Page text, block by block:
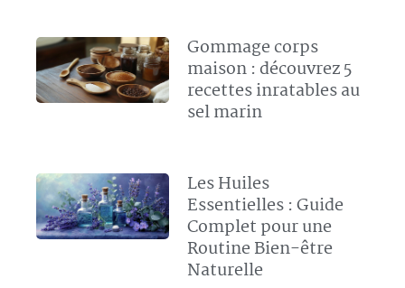
Gommage corps
maison : découvrez 5
recettes inratables au
sel marin
Les Huiles
Essentielles : Guide
Complet pour une
Routine Bien-être
Naturelle